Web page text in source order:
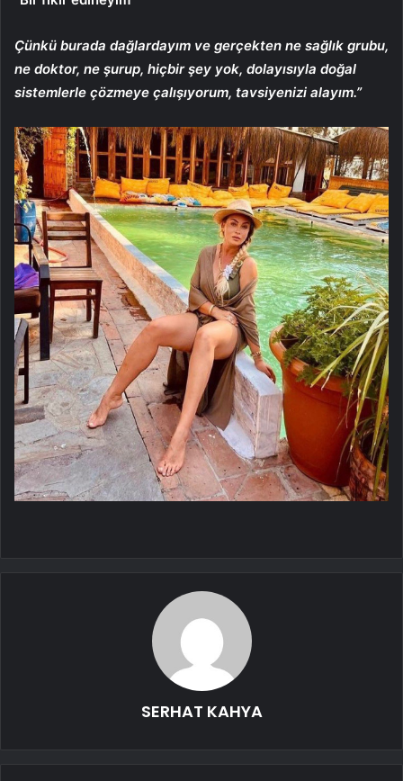
Çünkü burada dağlardayım ve gerçekten ne sağlık grubu,
ne doktor, ne şurup, hiçbir şey yok, dolayısıyla doğal
sistemlerle çözmeye çalışıyorum, tavsiyenizi alayım.”
SERHAT KAHYA